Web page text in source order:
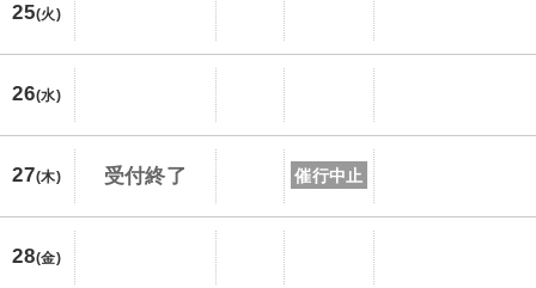
25(火)
26(水)
27(木) 受付終了 催行中止
28(金)